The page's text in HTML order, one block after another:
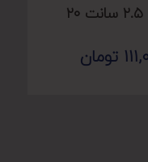
ربان زری ۲.۵ سانت ۲۰
تومان